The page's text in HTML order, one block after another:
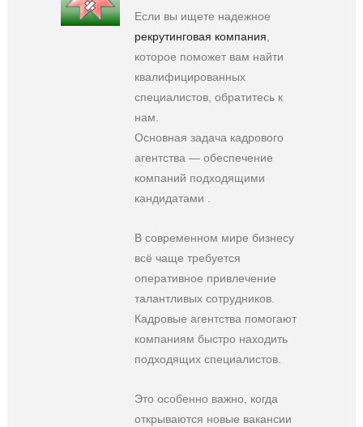
Если вы ищете надежное
рекрутинговая компания
которое поможет вам найти
квалифицированных
специалистов, обратитесь к
нам.
Основная задача кадрового
агентства — обеспечение
компаний подходящими
кандидатами .
В современном мире бизнесу
всё чаще требуется
оперативное привлечение
талантливых сотрудников.
Кадровые агентства помогают
компаниям быстро находить
подходящих специалистов.
Это особенно важно, когда
открываются новые вакансии